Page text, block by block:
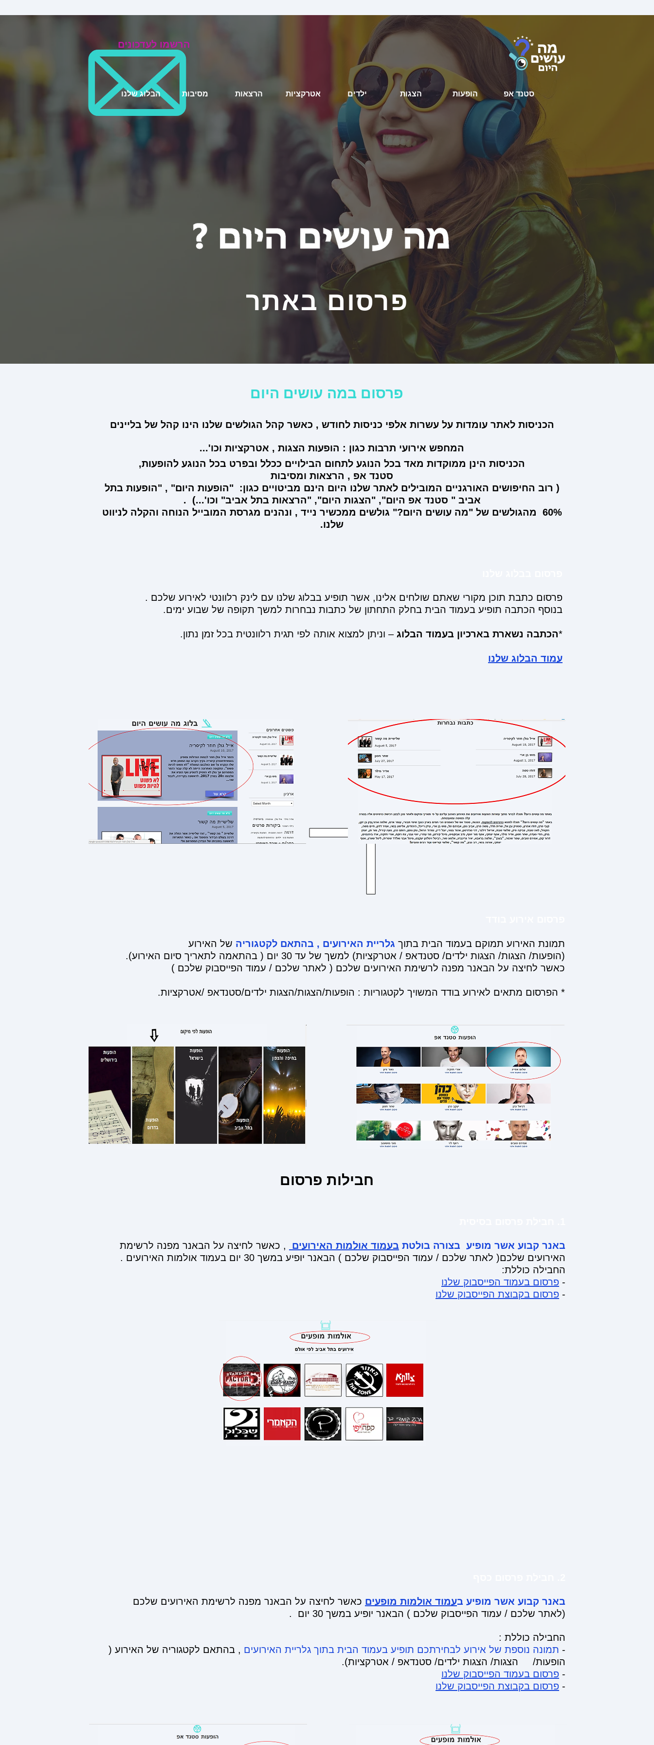
הרשמו לעדכונים
סטנד אפ הופעות הצגות ילדים אטרקציות הרצאות מסיבות הבלוג שלנו
פרסום באתר
פרסום במה עושים היום
הכניסות לאתר עומדות על עשרות אלפי כניסות לחודש , כאשר קהל הגולשים שלנו הינו קהל של בליינים
המחפש אירועי תרבות כגון : הופעות הצגות , אטרקציות וכו'...
הכניסות הינן ממוקדות מאד בכל הנוגע לתחום הבילויים ככלל ובפרט בכל הנוגע להופעות,
סטנד אפ , הרצאות ומסיבות
( רוב החיפושים האורגניים המובילים לאתר שלנו היום הינם מביטויים כגון: "הופעות היום" , "הופעות בתל
אביב " סטנד אפ היום", "הצגות היום", "הרצאות בתל אביב" וכו'...) .
60% מהגולשים של "מה עושים היום?" גולשים ממכשיר נייד , ונהנים מגרסת המובייל הנוחה והקלה לניווט
שלנו.
פרסום כתבת תוכן מקורי שאתם שולחים אלינו, אשר תופיע בבלוג שלנו עם לינק רלוונטי לאירוע שלכם .
בנוסף הכתבה תופיע בעמוד הבית בחלק התחתון של כתבות נבחרות למשך תקופה של שבוע ימים.
*הכתבה נשארת בארכיון בעמוד הבלוג – וניתן למצוא אותה לפי תגית רלוונטית בכל זמן נתון.
עמוד הבלוג שלנו
תמונת האירוע תמוקם בעמוד הבית בתוך גלריית האירועים , בהתאם לקטגוריה של האירוע
(הופעות/ הצגות/ הצגות ילדים/ סטנדאפ / אטרקציות) למשך של עד 30 יום ( בהתאמה לתאריך סיום האירוע).
כאשר לחיצה על הבאנר מפנה לרשימת האירועים שלכם ( לאתר שלכם / עמוד הפייסבוק שלכם )
* הפרסום מתאים לאירוע בודד המשויך לקטגוריות : הופעות/הצגות/הצגות ילדים/סטנדאפ /אטרקציות.
חבילות פרסום
באנר קבוע אשר מופיע בצורה בולטת בעמוד אולמות האירועים
, כאשר לחיצה על הבאנר מפנה לרשימת
האירועים שלכם( לאתר שלכם / עמוד הפייסבוק שלכם ) הבאנר יופיע במשך 30 יום בעמוד אולמות האירועים .
החבילה כוללת:
- פרסום בעמוד הפייסבוק שלנו
- פרסום בקבוצת הפייסבוק שלנו
באנר קבוע אשר מופיע בעמוד אולמות מופעים כאשר לחיצה על הבאנר מפנה לרשימת האירועים שלכם
(לאתר שלכם / עמוד הפייסבוק שלכם ) הבאנר יופיע במשך 30 יום .
החבילה כוללת :
- תמונה נוספת של אירוע לבחירתכם תופיע בעמוד הבית בתוך גלריית האירועים , בהתאם לקטגוריה של האירוע (
הופעות/ הצגות/ הצגות ילדים/ סטנדאפ / אטרקציות).
- פרסום בעמוד הפייסבוק שלנו
- פרסום בקבוצת הפייסבוק שלנו